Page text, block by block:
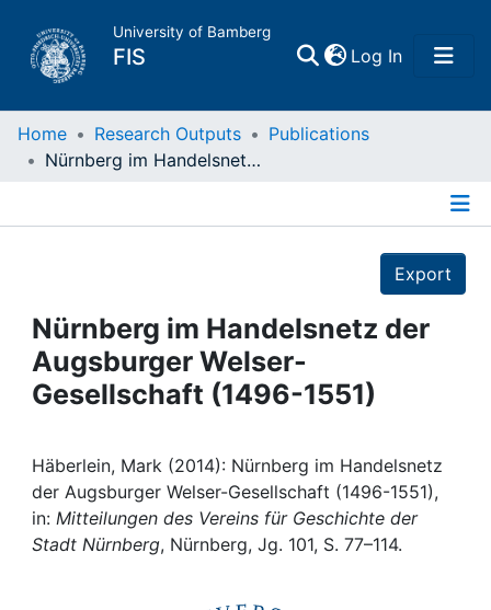
University of Bamberg
FIS Log In(current)
Home
Projects
People
Awards
My FIS
Home Research Outputs
Publications
Nürnberg im Handelsnetz der Augsburger Welser-Gesellschaft (1496-1551)
Export
Nürnberg im Handelsnetz der
Augsburger Welser-
Gesellschaft (1496-1551)
Häberlein, Mark (2014): Nürnberg im Handelsnetz
der Augsburger Welser-Gesellschaft (1496-1551),
in: Mitteilungen des Vereins für Geschichte der
Stadt Nürnberg, Nürnberg, Jg. 101, S. 77–114.